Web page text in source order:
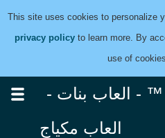
This site uses cookies to personalize
privacy policy to learn more. By
use of
™ - العاب بنات -
العاب مكياج